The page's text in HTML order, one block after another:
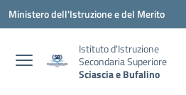
Vai ai contenuti
Vai al menu di navigazione
Vai al footer
Ministero dell'Istruzione e del Merito
Istituto d'Istruzione
Secondaria Superiore
Sciascia e Bufalino